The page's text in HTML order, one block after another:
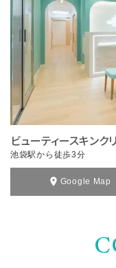
ビューティースキンク
池袋駅から徒歩3分
Google Map